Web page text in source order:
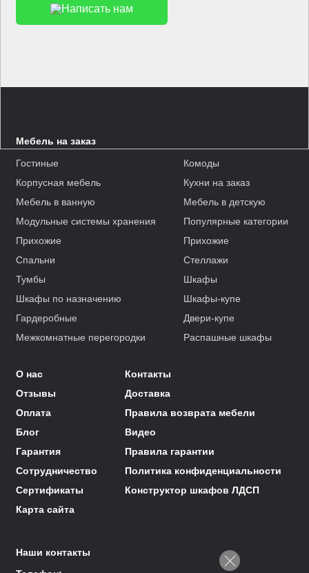
Написать нам
Мебель на заказ
Гостиные
Комоды
Корпусная мебель
Кухни на заказ
Мебель в ванную
Мебель в детскую
Модульные системы хранения
Популярные категории
Прихожие
Прихожие
Спальни
Стеллажи
Тумбы
Шкафы
Шкафы по назначению
Шкафы-купе
Гардеробные
Двери-купе
Межкомнатные перегородки
Распашные шкафы
О нас
Контакты
Отзывы
Доставка
Оплата
Правила возврата мебели
Блог
Видео
Гарантия
Правила гарантии
Сотрудничество
Политика конфиденциальности
Сертификаты
Конструктор шкафов ЛДСП
Карта сайта
Наши контакты